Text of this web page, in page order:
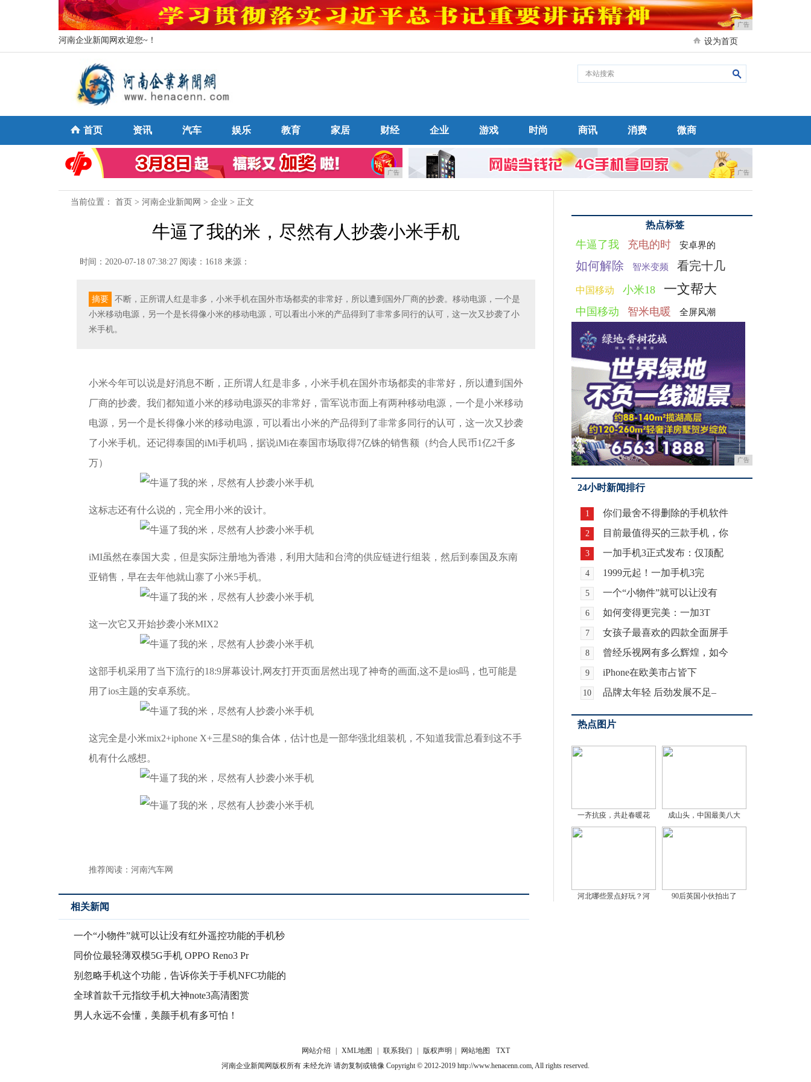
广告
河南企业新闻网欢迎您~！ 设为首页
首页 资讯 汽车 娱乐 教育 家居 财经 企业 游戏 时尚 商讯 消费 微商
广告 广告
当前位置： 首页 > 河南企业新闻网 > 企业 > 正文
牛逼了我的米，尽然有人抄袭小米手机
时间：2020-07-18 07:38:27 阅读：1618 来源：
摘要
不断，正所谓人红是非多，小米手机在国外市场都卖的非常好，所以遭到国外厂商的抄袭。移动电源，一个是
小米移动电源，另一个是长得像小米的移动电源，可以看出小米的产品得到了非常多同行的认可，这一次又抄袭了小
米手机。
小米今年可以说是好消息不断，正所谓人红是非多，小米手机在国外市场都卖的非常好，所以遭到国外
厂商的抄袭。我们都知道小米的移动电源买的非常好，雷军说市面上有两种移动电源，一个是小米移动
电源，另一个是长得像小米的移动电源，可以看出小米的产品得到了非常多同行的认可，这一次又抄袭
了小米手机。还记得泰国的iMi手机吗，据说iMi在泰国市场取得7亿铢的销售额（约合人民币1亿2千多
万）
这标志还有什么说的，完全用小米的设计。
iMI虽然在泰国大卖，但是实际注册地为香港，利用大陆和台湾的供应链进行组装，然后到泰国及东南
亚销售，早在去年他就山寨了小米5手机。
这一次它又开始抄袭小米MIX2
这部手机采用了当下流行的18:9屏幕设计,网友打开页面居然出现了神奇的画面,这不是ios吗，也可能是
用了ios主题的安卓系统。
这完全是小米mix2+iphone X+三星S8的集合体，估计也是一部华强北组装机，不知道我雷总看到这不手
机有什么感想。
推荐阅读： 河南汽车网
相关新闻
一个“小物件”就可以让没有红外遥控功能的手机秒
变万能
同价位最轻薄双模5G手机 OPPO Reno3 Pr
别忽略手机这个功能，告诉你关于手机NFC功能的
一些重
全球首款千元指纹手机大神note3高清图赏
男人永远不会懂，美颜手机有多可怕！
热点标签
牛逼了我 充电的时 安卓界的
如何解除 智米变频 看完十几
中国移动 小米18 一文帮大
中国移动 智米电暖 全屏风潮
广告
24小时新闻排行
1 你们最舍不得删除的手机软件
2 目前最值得买的三款手机，你
3 一加手机3正式发布：仅顶配
4 1999元起！一加手机3完
5 一个“小物件”就可以让没有
6 如何变得更完美：一加3T
7 女孩子最喜欢的四款全面屏手
8 曾经乐视网有多么辉煌，如今
9 iPhone在欧美市占皆下
10 品牌太年轻 后劲发展不足–
热点图片
一齐抗疫，共赴春暖花 成山头，中国最美八大
河北哪些景点好玩？河 90后英国小伙拍出了
网站介绍 XML地图 联系我们 版权声明 网站地图
TXT
河南企业新闻网版权所有 未经允许 请勿复制或镜像 Copyright © 2012-2019 http://www.henacenn.com, All rights reserved.